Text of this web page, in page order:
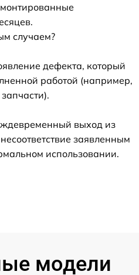
случаем?
дефекта, который
работой (например,
выход из
заявленным
использовании.
модели